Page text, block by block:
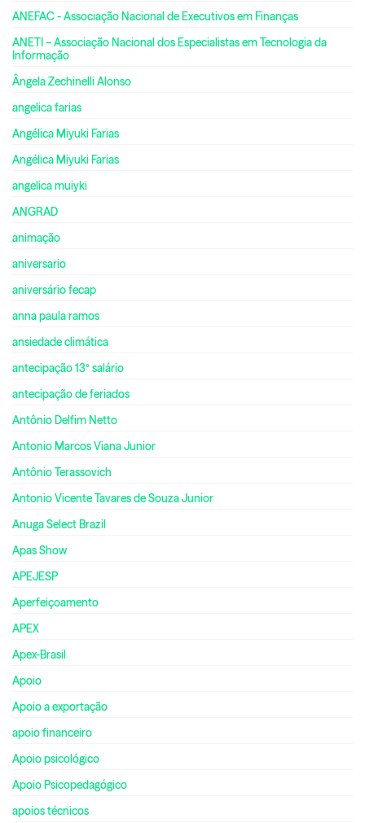
ANEFAC - Associação Nacional de Executivos em Finanças
ANETI – Associação Nacional dos Especialistas em Tecnologia da
Informação
Ângela Zechinelli Alonso
angelica farias
Angélica Miyuki Farias
Angélica Miyuki Farias
angelica muiyki
ANGRAD
animação
aniversario
aniversário fecap
anna paula ramos
ansiedade climática
antecipação 13º salário
antecipação de feriados
Antônio Delfim Netto
Antonio Marcos Viana Junior
Antônio Terassovich
Antonio Vicente Tavares de Souza Junior
Anuga Select Brazil
Apas Show
APEJESP
Aperfeiçoamento
APEX
Apex-Brasil
Apoio
Apoio a exportação
apoio financeiro
Apoio psicológico
Apoio Psicopedagógico
apoios técnicos